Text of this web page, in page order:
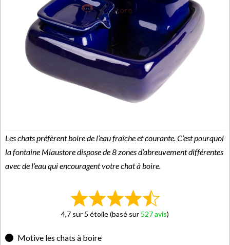
Les chats préfèrent boire de l’eau fraîche et courante. C’est pourquoi
la fontaine Miaustore dispose de 8 zones d’abreuvement différentes
avec de l’eau qui encouragent votre chat à boire.
4,7 sur 5 étoile (basé sur 527 avis)
Motive les chats à boire